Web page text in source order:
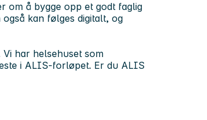
om å bygge opp et godt faglig
kan følges digitalt, og
har helsehuset som
i ALIS-forløpet. Er du ALIS